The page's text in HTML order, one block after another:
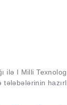
ilə I Milli
tələbələrinin